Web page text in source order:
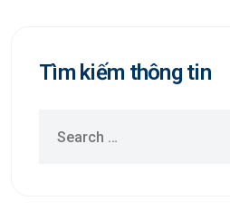
Tìm kiếm thông tin